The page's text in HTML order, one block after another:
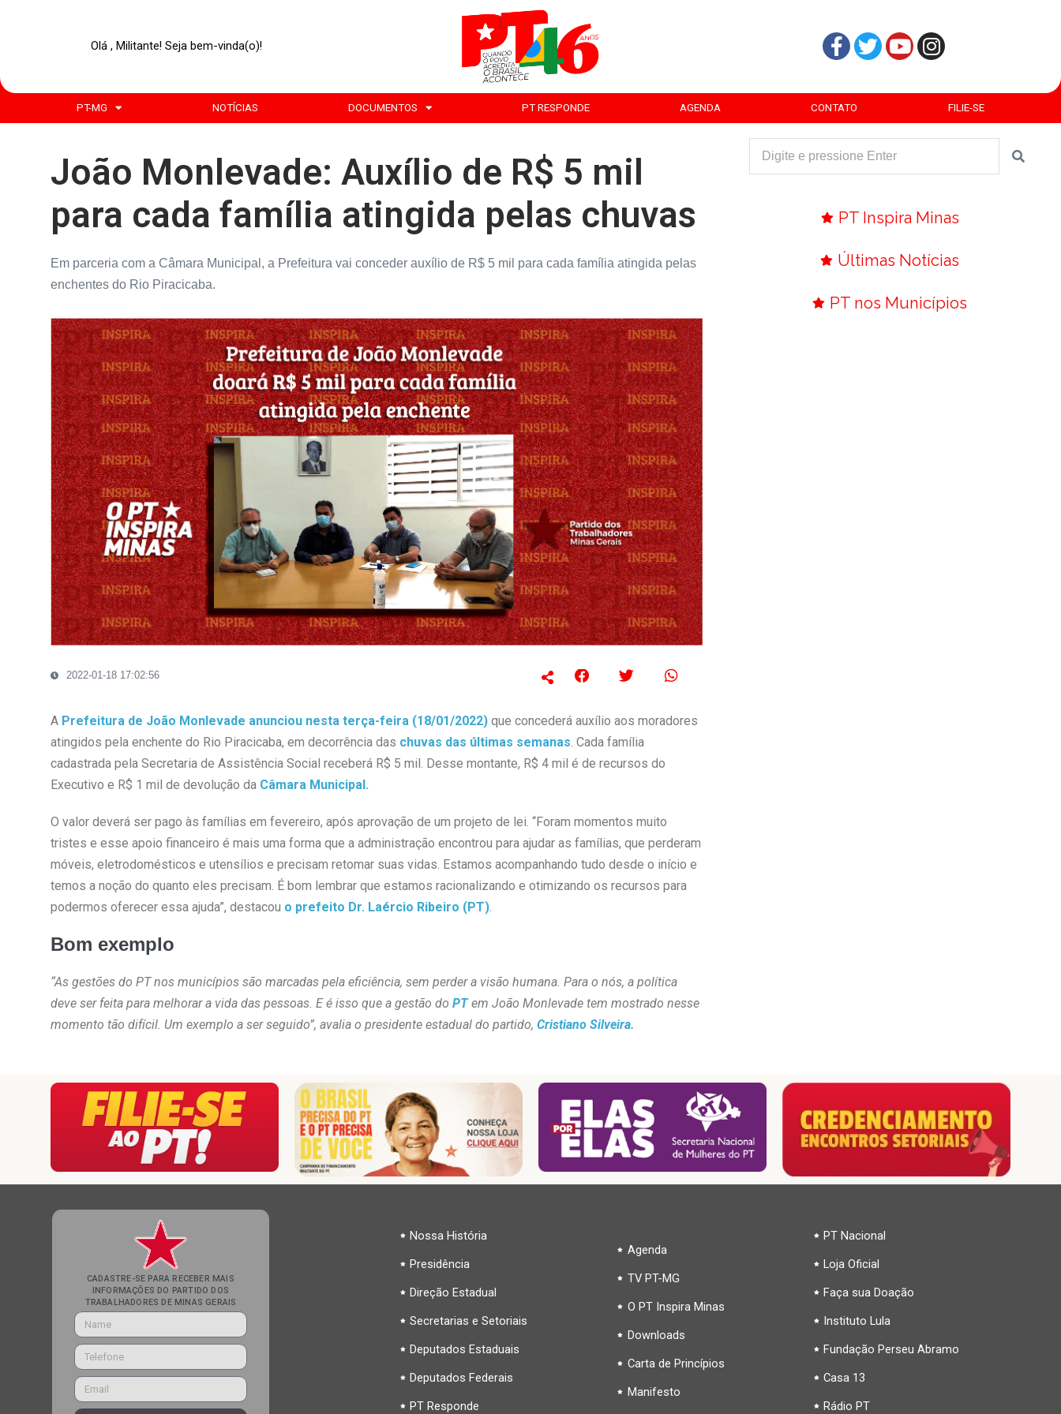
Olá , Militante! Seja bem-vinda(o)!
PT-MG NOTÍCIAS DOCUMENTOS PT RESPONDE AGENDA CONTATO FILIE-SE
João Monlevade: Auxílio de R$ 5 mil
para cada família atingida pelas chuvas
Em parceria com a Câmara Municipal, a Prefeitura vai conceder auxílio de R$ 5 mil para cada família atingida pelas
enchentes do Rio Piracicaba.
2022-01-18 17:02:56
A Prefeitura de João Monlevade anunciou nesta terça-feira (18/01/2022)que concederá auxílio aos moradores
atingidos pela enchente do Rio Piracicaba, em decorrência das chuvas das últimas semanas. Cada família
cadastrada pela Secretaria de Assistência Social receberá R$ 5 mil. Desse montante, R$ 4 mil é de recursos do
Executivo e R$ 1 mil de devolução da Câmara Municipal.
O valor deverá ser pago às famílias em fevereiro, após aprovação de um projeto de lei. “Foram momentos muito
tristes e esse apoio financeiro é mais uma forma que a administração encontrou para ajudar as famílias, que perderam
móveis, eletrodomésticos e utensílios e precisam retomar suas vidas. Estamos acompanhando tudo desde o início e
temos a noção do quanto eles precisam. É bom lembrar que estamos racionalizando e otimizando os recursos para
podermos oferecer essa ajuda”, destacou o prefeito Dr. Laércio Ribeiro (PT).
Bom exemplo
“As gestões do PT nos municípios são marcadas pela eficiência, sem perder a visão humana. Para o nós, a política
deve ser feita para melhorar a vida das pessoas. E é isso que a gestão do PTem João Monlevade tem mostrado nesse
momento tão difícil. Um exemplo a ser seguido”, avalia o presidente estadual do partido, Cristiano Silveira.
PT Inspira Minas
Últimas Notícias
PT nos Municípios
CADASTRE-SE PARA RECEBER MAIS
INFORMAÇÕES DO PARTIDO DOS
TRABALHADORES DE MINAS GERAIS
Nossa História
Presidência
Direção Estadual
Secretarias e Setoriais
Deputados Estaduais
Deputados Federais
PT Responde
Agenda
TV PT-MG
O PT Inspira Minas
Downloads
Carta de Princípios
Manifesto
PT Nacional
Loja Oficial
Faça sua Doação
Instituto Lula
Fundação Perseu Abramo
Casa 13
Rádio PT